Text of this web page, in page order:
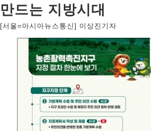
만드는 지방시대
[서울=아시아뉴스통신] 이상진기자